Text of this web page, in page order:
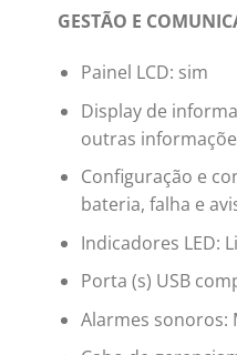
GESTÃO E
Painel LCD: sim
Display de
outras
Configuração e
bateria, falha e
Indicadores LED:
Porta (s) USB
Alarmes sonoros: